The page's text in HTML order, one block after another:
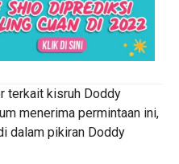
terkait kisruh Doddy
menerima permintaan ini,
dalam pikiran Doddy